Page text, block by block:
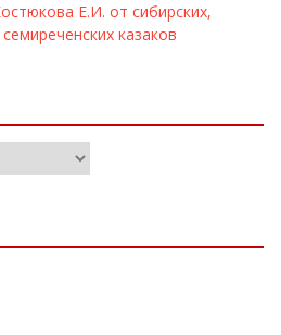
Е.И. от сибирских,
казаков